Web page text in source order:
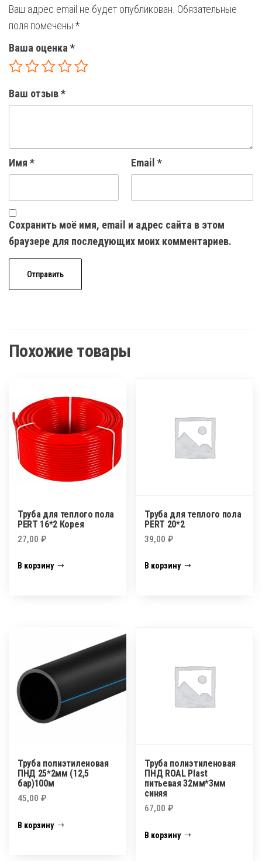
Ваш адрес email не будет опубликован. Обязательные
поля помечены *
Ваша оценка *
Ваш отзыв*
Имя * Email *
Сохранить моё имя, email и адрес сайта в этом
браузере для последующих моих комментариев.
Похожие товары
Труба для теплого пола
PERT 16*2 Корея
27,00 ₽
В корзину
Труба для теплого пола
PERT 20*2
39,00₽
В корзину
Труба полиэтиленовая
ПНД 25*2мм (12,5
бар)100м
45,00 ₽
В корзину
Труба полиэтиленовая
ПНД ROAL Plast
питьевая 32мм*3мм
синяя
67,00₽
В корзину